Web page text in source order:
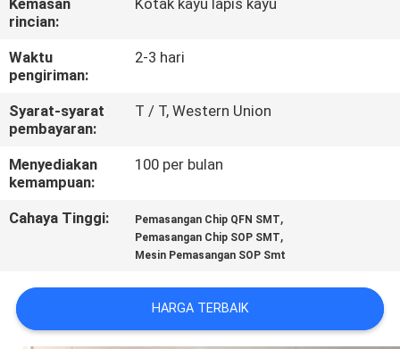
KUALITAS
HUBUNGI
KAMI
BERITA
SHOPPING
LINE
Kemasan
rincian:
Kotak kayu lapis kayu
Waktu
pengiriman:
2-3 hari
Syarat-syarat
pembayaran:
T / T, Western Union
Menyediakan
kemampuan:
100 per bulan
Cahaya Tinggi: Pemasangan Chip QFN SMT,
Pemasangan Chip SOP SMT,
Mesin Pemasangan SOP Smt
HARGA TERBAIK